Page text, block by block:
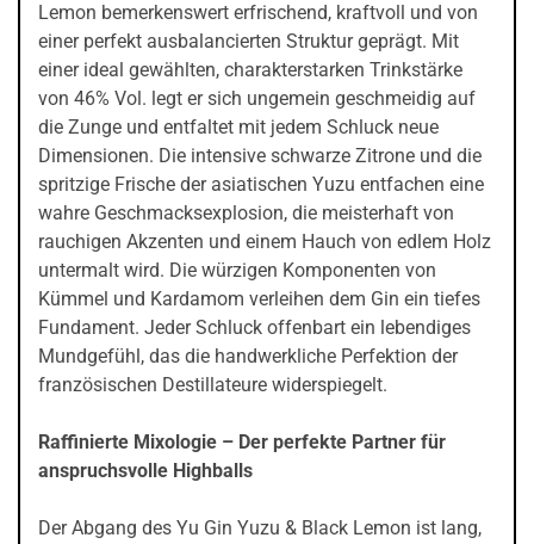
Lemon bemerkenswert erfrischend, kraftvoll und von
einer perfekt ausbalancierten Struktur geprägt. Mit
einer ideal gewählten, charakterstarken Trinkstärke
von 46% Vol. legt er sich ungemein geschmeidig auf
die Zunge und entfaltet mit jedem Schluck neue
Dimensionen. Die intensive schwarze Zitrone und die
spritzige Frische der asiatischen Yuzu entfachen eine
wahre Geschmacksexplosion, die meisterhaft von
rauchigen Akzenten und einem Hauch von edlem Holz
untermalt wird. Die würzigen Komponenten von
Kümmel und Kardamom verleihen dem Gin ein tiefes
Fundament. Jeder Schluck offenbart ein lebendiges
Mundgefühl, das die handwerkliche Perfektion der
französischen Destillateure widerspiegelt.
Raffinierte Mixologie – Der perfekte Partner für
anspruchsvolle Highballs
Der Abgang des Yu Gin Yuzu & Black Lemon ist lang,